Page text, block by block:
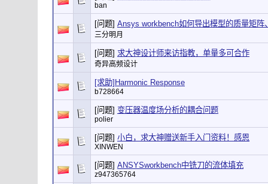
ban
[问题] Ansys workbench如何导出模型的质量矩阵
三分明月
[问题] 求大神设计师来访指教，单量多可合作
奇异高频设计
[求助]Harmonic Response
b728664
[问题] 变压器温度场分析的耦合问题
polier
[问题] 小白，求大神赠送新手入门资料！感恩
XINWEN
[问题] ANSYSworkbench中铣刀的流体填充
z947365764